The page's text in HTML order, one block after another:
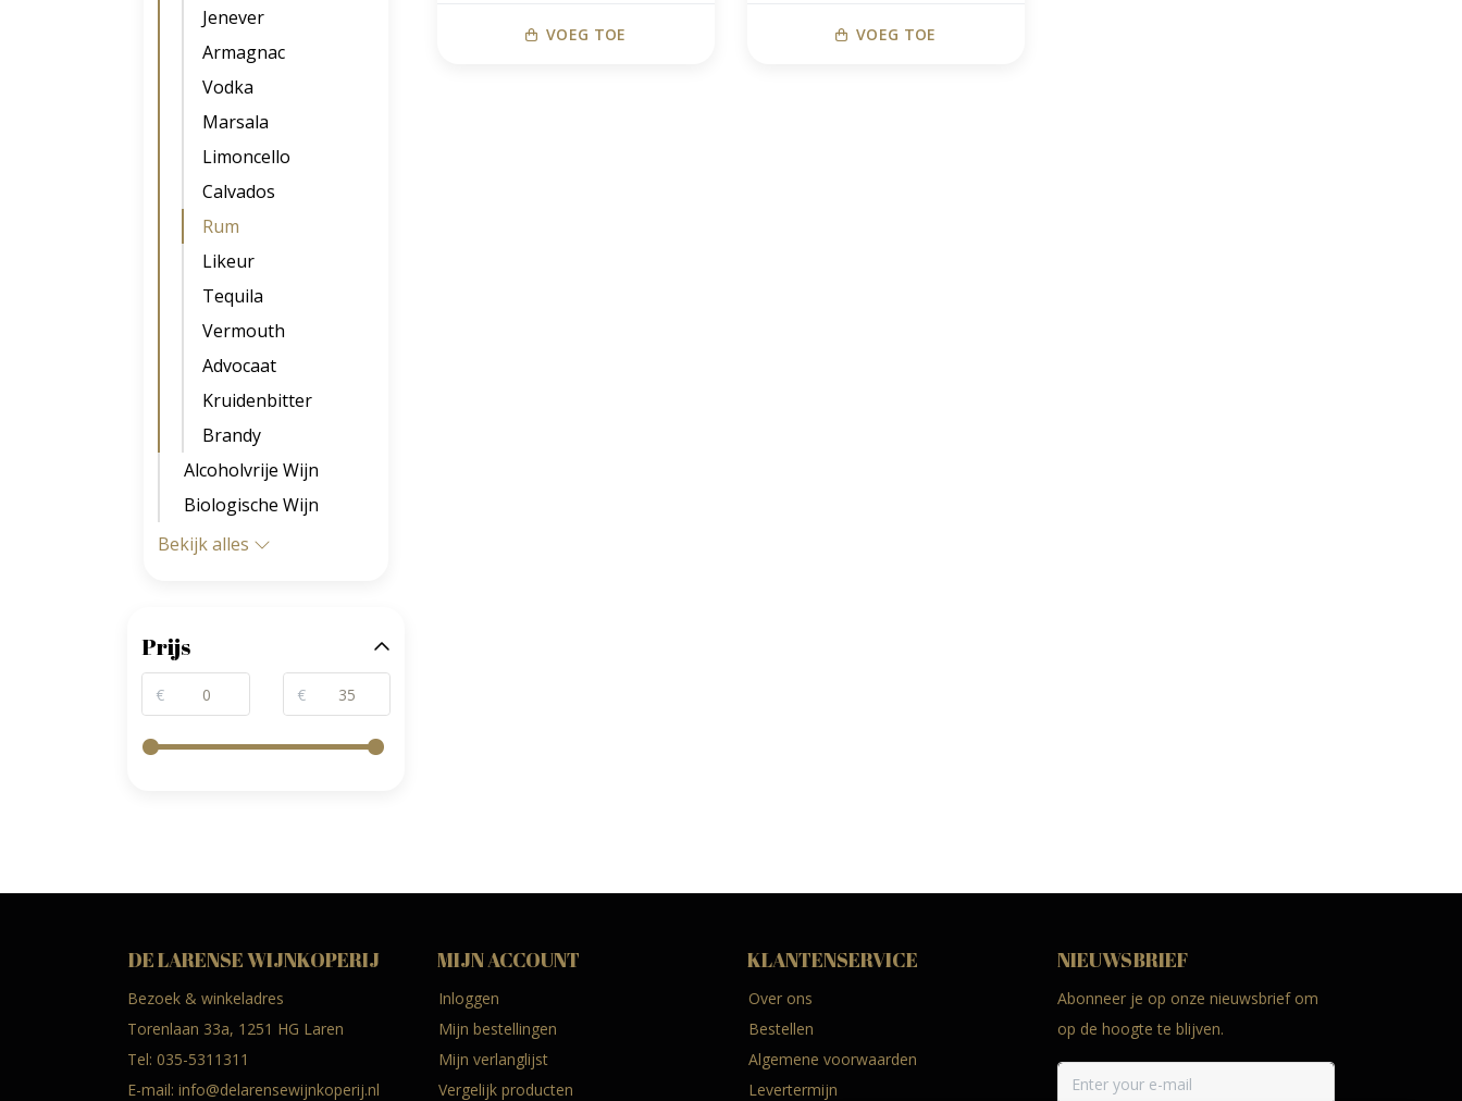
VOEG TOE VOEG TOE
Jenever
Armagnac
Vodka
Marsala
Limoncello
Calvados
Rum
Likeur
Tequila
Vermouth
Advocaat
Kruidenbitter
Brandy
Alcoholvrije Wijn
Biologische Wijn
Bekijk alles
Prijs
€ €
DE LARENSE WIJNKOPERIJ
Bezoek & winkeladres
Torenlaan 33a, 1251 HG Laren
Tel: 035-5311311
E-mail: info@delarensewijnkoperij.nl
MIJN ACCOUNT
Inloggen
Mijn bestellingen
Mijn verlanglijst
Vergelijk producten
KLANTENSERVICE
Over ons
Bestellen
Algemene voorwaarden
Levertermijn
NIEUWSBRIEF
Abonneer je op onze nieuwsbrief om
op de hoogte te blijven.